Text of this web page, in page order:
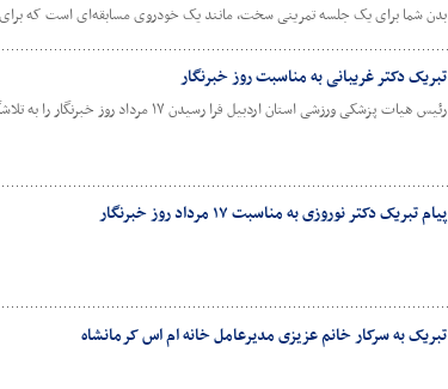
بدن شما برای یک جلسه تمرینی سخت، مانند یک خودروی مسابقه‌ای است که
تبریک دکتر غریبانی به مناسبت روز خبرنگار
رئیس هیات پزشکی ورزشی استان اردبیل فرا رسیدن ۱۷ مرداد روز خبرنگار را به تلاشگران عرصه رسانه تبریک گفت .
پیام تبریک دکتر نوروزی به مناسبت ۱۷ مرداد روز خبرنگار
تبریک به سرکار خانم عزیزی مدیرعامل خانه ام اس کرمانشاه